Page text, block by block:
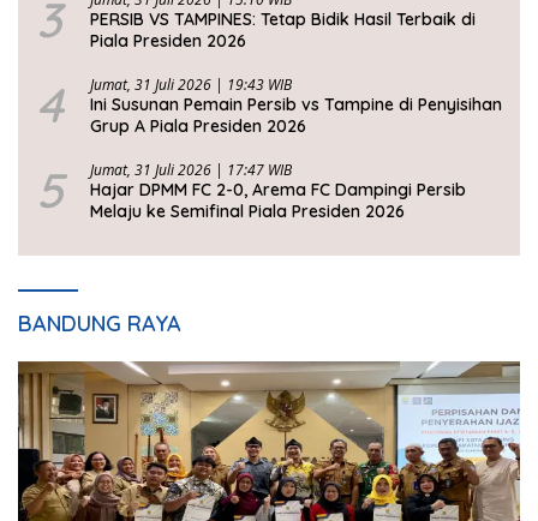
3
PERSIB VS TAMPINES: Tetap Bidik Hasil Terbaik di
Piala Presiden 2026
4 Jumat, 31 Juli 2026 | 19:43 WIB
Ini Susunan Pemain Persib vs Tampine di Penyisihan
Grup A Piala Presiden 2026
5 Jumat, 31 Juli 2026 | 17:47 WIB
Hajar DPMM FC 2-0, Arema FC Dampingi Persib
Melaju ke Semifinal Piala Presiden 2026
BANDUNG RAYA